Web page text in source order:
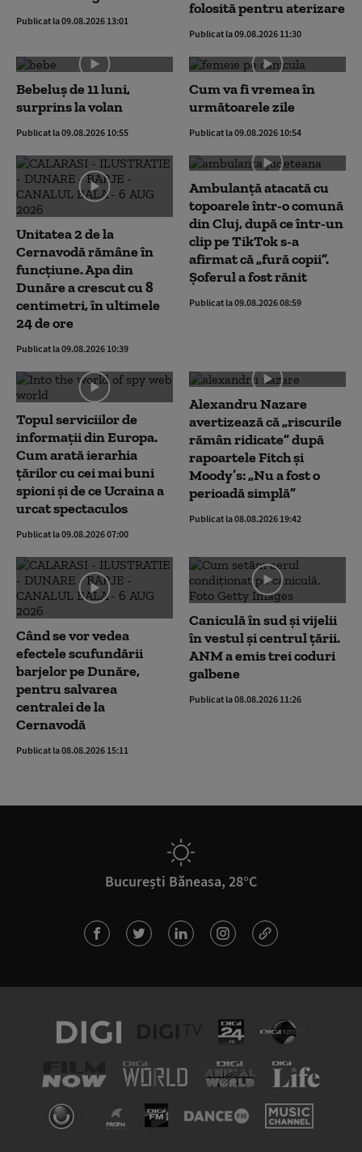
Publicat la 09.08.2026 13:01
folosită pentru aterizare
Publicat la 09.08.2026 11:30
Bebeluș de 11 luni,
surprins la volan
Publicat la 09.08.2026 10:55
Cum va fi vremea în
următoarele zile
Publicat la 09.08.2026 10:54
Unitatea 2 de la
Cernavodă rămâne în
funcțiune. Apa din
Dunăre a crescut cu 8
centimetri, în ultimele
24 de ore
Publicat la 09.08.2026 10:39
Ambulanţă atacată cu
topoarele într-o comună
din Cluj, după ce într-un
clip pe TikTok s-a
afirmat că „fură copii”.
Șoferul a fost rănit
Publicat la 09.08.2026 08:59
Topul serviciilor de
informații din Europa.
Cum arată ierarhia
țărilor cu cei mai buni
spioni și de ce Ucraina a
urcat spectaculos
Publicat la 09.08.2026 07:00
Alexandru Nazare
avertizează că „riscurile
rămân ridicate” după
rapoartele Fitch și
Moody’s: „Nu a fost o
perioadă simplă”
Publicat la 08.08.2026 19:42
Când se vor vedea
efectele scufundării
barjelor pe Dunăre,
pentru salvarea
centralei de la
Cernavodă
Publicat la 08.08.2026 15:11
Caniculă în sud și vijelii
în vestul și centrul țării.
ANM a emis trei coduri
galbene
Publicat la 08.08.2026 11:26
București Băneasa, 28°C